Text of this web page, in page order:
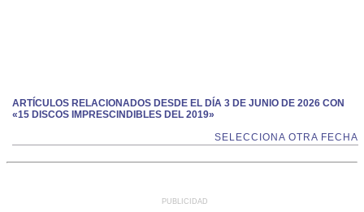
ARTÍCULOS RELACIONADOS DESDE EL DÍA 3 DE JUNIO DE 2026 CON
«15 DISCOS IMPRESCINDIBLES DEL 2019»
SELECCIONA OTRA FECHA
PUBLICIDAD